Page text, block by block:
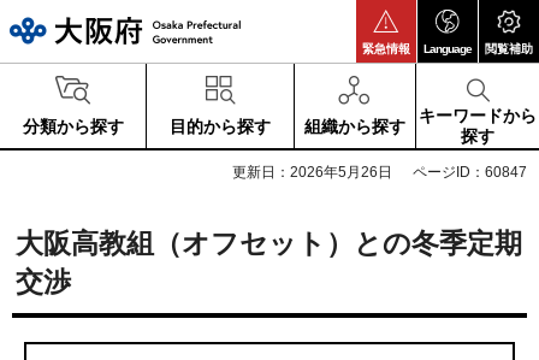
緊急情報 Language 閲覧補助
分類から探す 目的から探す 組織から探す
キーワードから
探す
更新日：2026年5月26日 ページID：60847
大阪高教組（オフセット）との冬季定期
交渉